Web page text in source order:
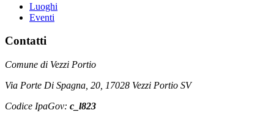
Luoghi
Eventi
Contatti
Comune di Vezzi Portio
Via Porte Di Spagna, 20, 17028 Vezzi Portio SV
Codice IpaGov: c_l823